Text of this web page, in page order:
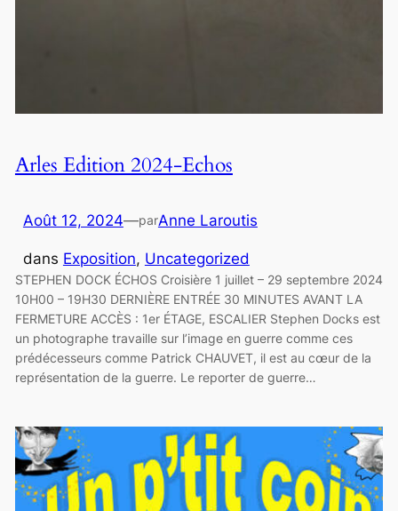
Arles Edition 2024-Echos
Août 12, 2024—parAnne Laroutis
dans Exposition, Uncategorized
STEPHEN DOCK ÉCHOS Croisière 1 juillet – 29 septembre 2024
10H00 – 19H30 DERNIÈRE ENTRÉE 30 MINUTES AVANT LA
FERMETURE ACCÈS : 1er ÉTAGE, ESCALIER Stephen Docks est
un photographe travaille sur l’image en guerre comme ces
prédécesseurs comme Patrick CHAUVET, il est au cœur de la
représentation de la guerre. Le reporter de guerre…